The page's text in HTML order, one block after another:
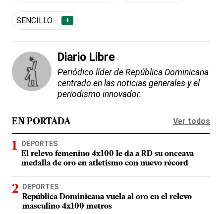
SENCILLO +
Diario Libre
Periódico líder de República Dominicana
centrado en las noticias generales y el
periodismo innovador.
EN PORTADA Ver todos
DEPORTES
El relevo femenino 4x100 le da a RD su onceava
medalla de oro en atletismo con nuevo récord
DEPORTES
República Dominicana vuela al oro en el relevo
masculino 4x100 metros